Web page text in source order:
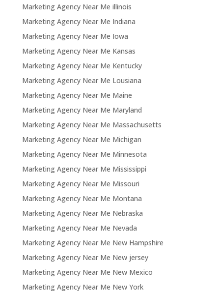
Marketing Agency Near Me illinois
Marketing Agency Near Me Indiana
Marketing Agency Near Me Iowa
Marketing Agency Near Me Kansas
Marketing Agency Near Me Kentucky
Marketing Agency Near Me Lousiana
Marketing Agency Near Me Maine
Marketing Agency Near Me Maryland
Marketing Agency Near Me Massachusetts
Marketing Agency Near Me Michigan
Marketing Agency Near Me Minnesota
Marketing Agency Near Me Mississippi
Marketing Agency Near Me Missouri
Marketing Agency Near Me Montana
Marketing Agency Near Me Nebraska
Marketing Agency Near Me Nevada
Marketing Agency Near Me New Hampshire
Marketing Agency Near Me New jersey
Marketing Agency Near Me New Mexico
Marketing Agency Near Me New York